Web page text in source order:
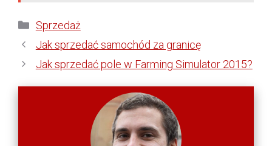
Kategorie
Sprzedaż
Jak sprzedać samochód za granicę
Jak sprzedać pole w Farming Simulator 2015?